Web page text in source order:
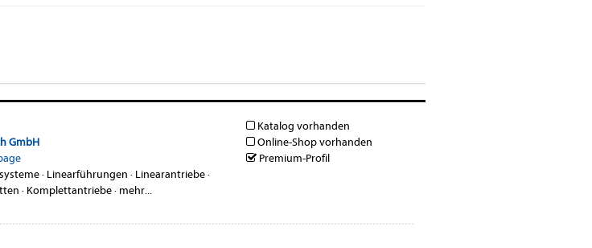
GmbH
· Linearführungen · Linearantriebe·
· Komplettantriebe· mehr...
Katalog vorhanden
Online-Shop vorhanden
Premium-Profil